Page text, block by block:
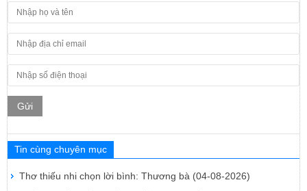
Gửi
Tin cùng chuyên mục
Thơ thiếu nhi chọn lời bình: Thương bà (04-08-2026)